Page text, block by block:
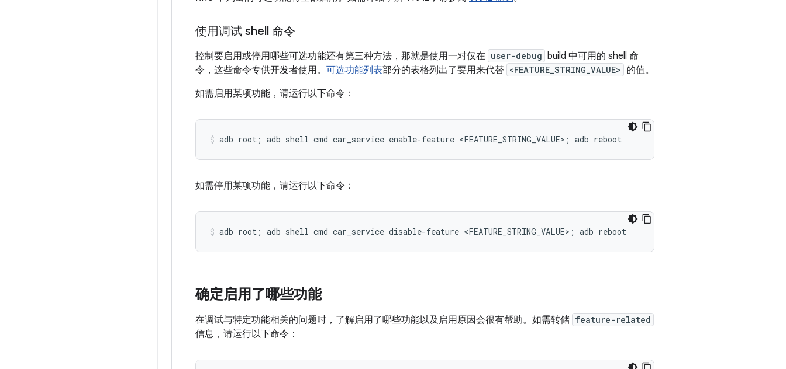
使用调试 shell 命令
控制要启用或停用哪些可选功能还有第三种方法，那就是使用一对仅在 user-debug build 中可用的 shell 命
令，这些命令专供开发者使用。 可选功能列表部分的表格列出了要用来代替 <FEATURE_STRING_VALUE> 的值。
如需启用某项功能，请运行以下命令：
如需停用某项功能，请运行以下命令：
确定启用了哪些功能
在调试与特定功能相关的问题时，了解启用了哪些功能以及启用原因会很有帮助。如需转储 feature-related
信息，请运行以下命令：